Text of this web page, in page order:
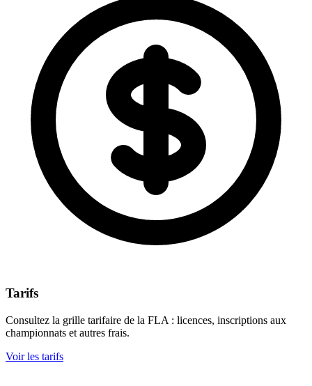
Tarifs
Consultez la grille tarifaire de la FLA : licences, inscriptions aux
championnats et autres frais.
Voir les tarifs